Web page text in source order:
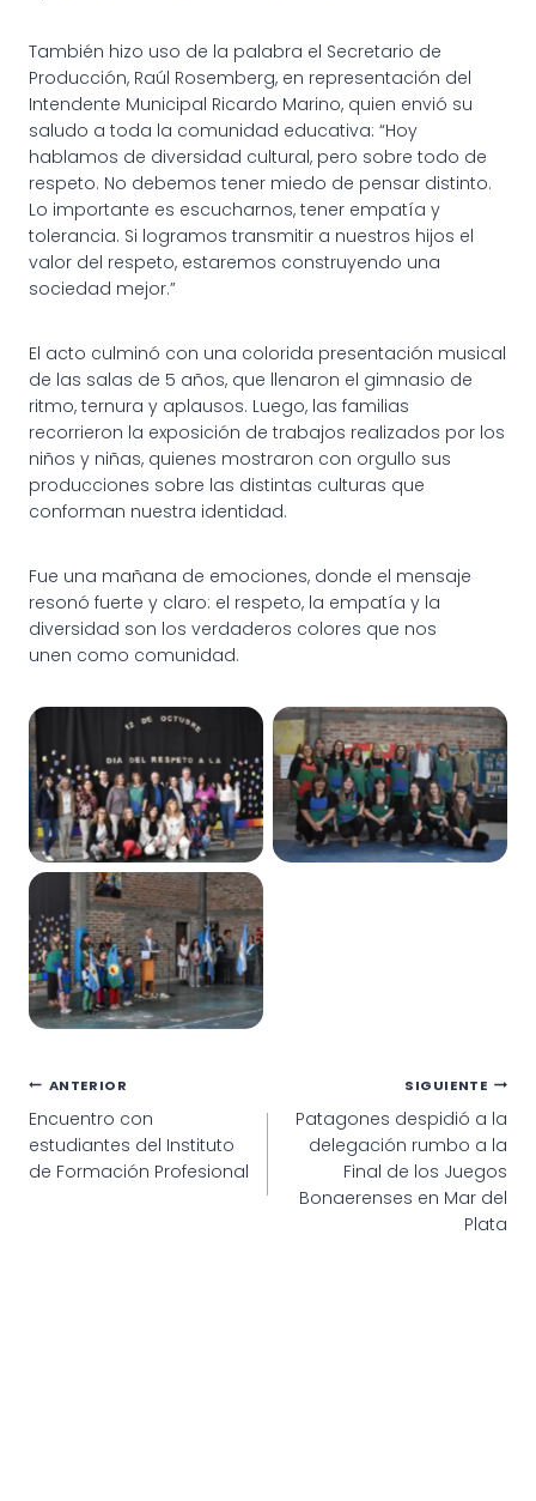
También hizo uso de la palabra el Secretario de
Producción, Raúl Rosemberg, en representación del
Intendente Municipal Ricardo Marino, quien envió su
saludo a toda la comunidad educativa: “Hoy
hablamos de diversidad cultural, pero sobre todo de
respeto. No debemos tener miedo de pensar distinto.
Lo importante es escucharnos, tener empatía y
tolerancia. Si logramos transmitir a nuestros hijos el
valor del respeto, estaremos construyendo una
sociedad mejor.”
El acto culminó con una colorida presentación musical
de las salas de 5 años, que llenaron el gimnasio de
ritmo, ternura y aplausos. Luego, las familias
recorrieron la exposición de trabajos realizados por los
niños y niñas, quienes mostraron con orgullo sus
producciones sobre las distintas culturas que
conforman nuestra identidad.
Fue una mañana de emociones, donde el mensaje
resonó fuerte y claro: el respeto, la empatía y la
diversidad son los verdaderos colores que nos
unen como comunidad.
Colores, identidad y
respeto
Colores, identidad y
respeto
Colores, identidad y
respeto
Navegación
de
entradas
ANTERIOR
Encuentro con
estudiantes del Instituto
de Formación Profesional
SIGUIENTE
Patagones despidió a la
delegación rumbo a la
Final de los Juegos
Bonaerenses en Mar del
Plata